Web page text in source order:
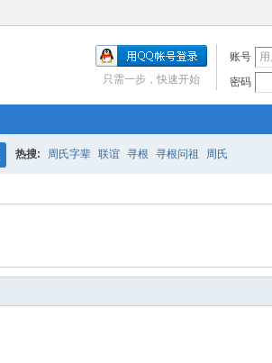
账号
密码
只需一步，快速开始
热搜: 周氏字辈 联谊 寻根 寻根问祖 周氏